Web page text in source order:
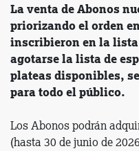
La venta de Abonos
priorizando el orden
inscribieron en la lista
agotarse la lista de
plateas disponibles,
para todo el público.
Los Abonos podrán
(hasta 30 de junio de